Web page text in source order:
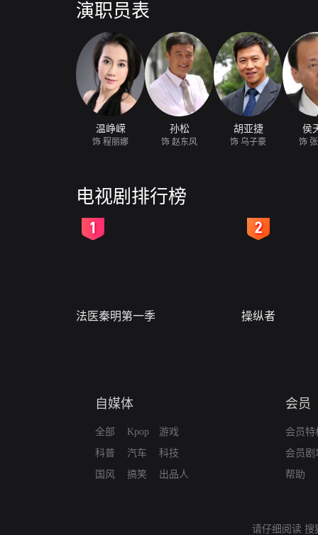
演职员表
温峥嵘
饰 程丽娜
孙松
饰 赵东风
胡亚捷
饰 乌子豪
侯
饰
电视剧排行榜
法医秦明第一季 操纵者
自媒体
全部
科普
国风
Kpop
汽车
搞笑
游戏
科技
出品人
会员
会员特
会员剧
帮助
请仔细阅读 搜